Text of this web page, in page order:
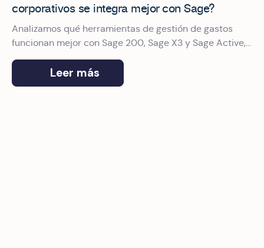
corporativos se integra mejor con Sage?
Analizamos qué herramientas de gestión de gastos
funcionan mejor con Sage 200, Sage X3 y Sage Active,
y por qué Okticket es el proveedor de gestión de
gastos de empresa elegido por Sage.
Leer más